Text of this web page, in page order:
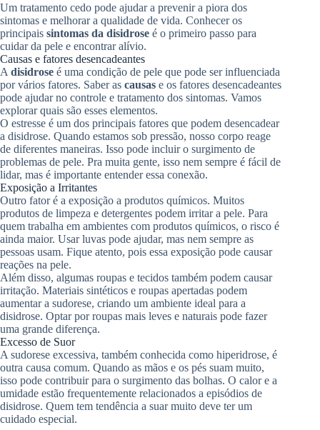
Um tratamento cedo pode ajudar a prevenir a piora dos
sintomas e melhorar a qualidade de vida. Conhecer os
principais sintomas da disidrose é o primeiro passo para
cuidar da pele e encontrar alívio.
Causas e fatores desencadeantes
A disidrose é uma condição de pele que pode ser influenciada
por vários fatores. Saber as causas e os fatores desencadeantes
pode ajudar no controle e tratamento dos sintomas. Vamos
explorar quais são esses elementos.
O estresse é um dos principais fatores que podem desencadear
a disidrose. Quando estamos sob pressão, nosso corpo reage
de diferentes maneiras. Isso pode incluir o surgimento de
problemas de pele. Pra muita gente, isso nem sempre é fácil de
lidar, mas é importante entender essa conexão.
Exposição a Irritantes
Outro fator é a exposição a produtos químicos. Muitos
produtos de limpeza e detergentes podem irritar a pele. Para
quem trabalha em ambientes com produtos químicos, o risco é
ainda maior. Usar luvas pode ajudar, mas nem sempre as
pessoas usam. Fique atento, pois essa exposição pode causar
reações na pele.
Além disso, algumas roupas e tecidos também podem causar
irritação. Materiais sintéticos e roupas apertadas podem
aumentar a sudorese, criando um ambiente ideal para a
disidrose. Optar por roupas mais leves e naturais pode fazer
uma grande diferença.
Excesso de Suor
A sudorese excessiva, também conhecida como hiperidrose, é
outra causa comum. Quando as mãos e os pés suam muito,
isso pode contribuir para o surgimento das bolhas. O calor e a
umidade estão frequentemente relacionados a episódios de
disidrose. Quem tem tendência a suar muito deve ter um
cuidado especial.